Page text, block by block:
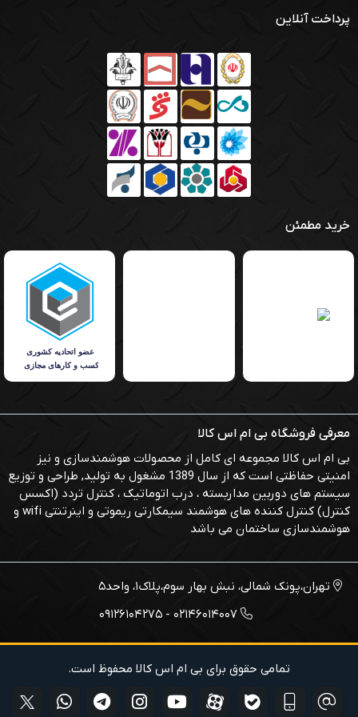
موارد زیر اشاره کرد:
دارای عملکرد سرمایشی و همچنین گرمایشی
سازگار با آب و هواهای معتدل و گرم
دارای ریموت کنترل
گارانتی کولرگازی گاسونیک مدل 2924و ارسال
این محصول دارای 18 ماه گارانتی بوده که با 5 متر لوله مسی و
راهنمای انتخاب ظرفیت مناسب کولرگازی
گاسونیک
ظرفیتکولرگازی مساحت برحسب متر مربع
9000
32-37
41-50
18000
64-91
نکته: در آخر از شما
انتخاب این
محصول
متشکریم و
خواهشمندیم
تمام سوالات فنی
خود را تنها در
پرداخت آنلاین
خرید مطمئن
معرفی فروشگاه بی ام اس کالا
بی ام اس کالا مجموعه ای کامل از محصولات هوشمندسازی و نیز
امنیتی حفاظتی است که از سال 1389 مشغول به تولید, طراحی و توزیع
سیستم های دوربین مداربسته ، درب اتوماتیک ، کنترل تردد (اکسس
کنترل) کنترل کننده های هوشمند سیمکارتی ریموتی و اینرتنتی wifi و
هوشمندسازی ساختمان می باشد
تهران،پونک شمالی، نبش بهار سوم،پلاک1، واحد5
02146014007 - 09126104275
تمامی حقوق برای بی ام اس کالا محفوظ است.